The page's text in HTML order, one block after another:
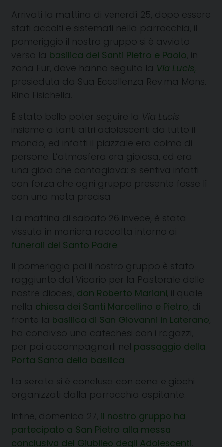
Arrivati la mattina di venerdì 25, dopo essere
stati accolti e sistemati nella parrocchia, il
pomeriggio il nostro gruppo si è avviato
verso la basilica dei Santi Pietro e Paolo, in
zona Eur, dove hanno seguito la Via Lucis,
presieduta da Sua Eccellenza Rev.ma Mons.
Rino Fisichella.
È stato bello poter seguire la Via Lucis
insieme a tanti altri adolescenti da tutto il
mondo, ed infatti il piazzale era colmo di
persone. L’atmosfera era gioiosa, ed era
una gioia che contagiava: si sentiva infatti
con forza che ogni gruppo presente fosse lì
con una meta precisa.
La mattina di sabato 26 invece, è stata
vissuta in maniera raccolta intorno ai
funerali del Santo Padre
Il pomeriggio poi il nostro gruppo è stato
raggiunto dal Vicario per la Pastorale delle
nostre diocesi, don Roberto Mariani, il quale
nella chiesa dei Santi Marcellino e Pietro, di
fronte la basilica di San Giovanni in Laterano,
ha condiviso una catechesi con i ragazzi,
per poi accompagnarli nel passaggio della
Porta Santa della basilica
La serata si è conclusa con cena e giochi
organizzati dalla parrocchia ospitante.
Infine, domenica 27, il nostro gruppo ha
partecipato a San Pietro alla messa
conclusiva del Giubileo degli Adolescenti